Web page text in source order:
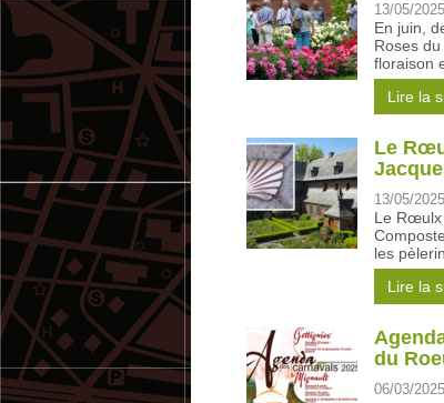
13/05/2025
En juin,
Roses
floraison
Lire la
Le
13/05/2025
Le Rœulx
les
Lire la
du
06/03/2025